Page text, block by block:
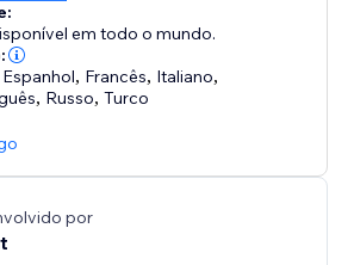
em todo o mundo.
Espanhol, Francês, Italiano,
, Russo,Turco
por